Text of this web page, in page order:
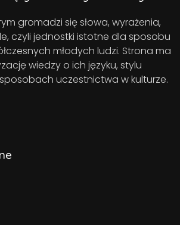
gromadzi się słowa, wyrażenia,
czyli jednostki istotne dla sposobu
młodych ludzi. Strona ma
wiedzy o ich języku, stylu
uczestnictwa w kulturze.